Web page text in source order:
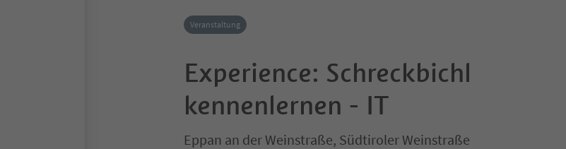
Veranstaltung
Experience: Schreckbichl
kennenlernen - IT
Eppan an der Weinstraße, Südtiroler Weinstraße